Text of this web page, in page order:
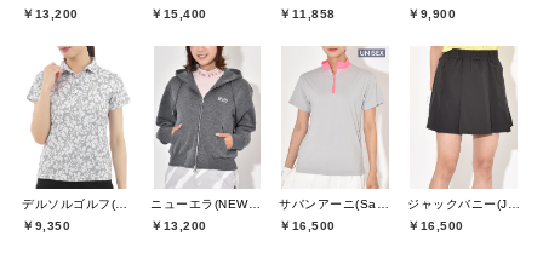
￥13,200
￥15,400
￥11,858
￥9,900
￥9,350
ニューエラ(NEW ERA)
￥13,200
￥16,500
￥16,500